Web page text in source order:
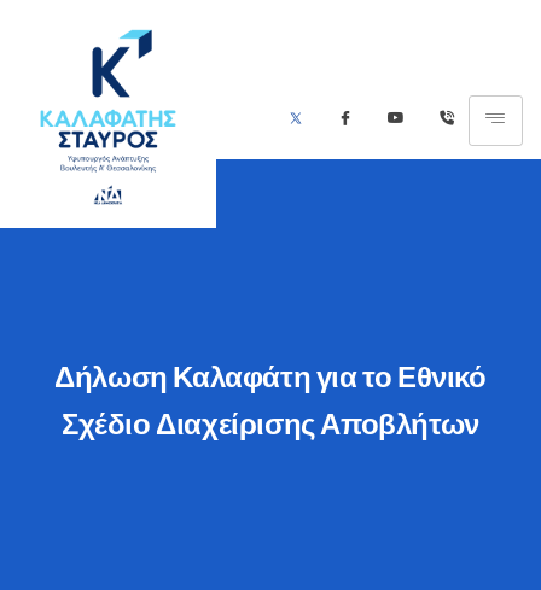
Δήλωση Καλαφάτη για το Εθνικό
Σχέδιο Διαχείρισης Αποβλήτων